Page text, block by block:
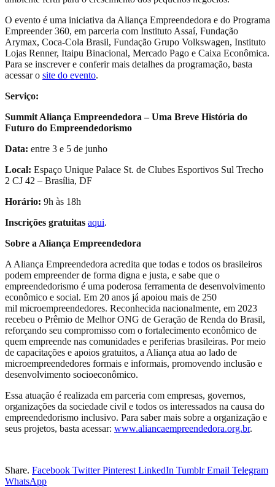
O evento é uma iniciativa da Aliança Empreendedora e do Programa
Empreender 360, em parceria com Instituto Assaí, Fundação
Arymax, Coca-Cola Brasil, Fundação Grupo Volkswagen, Instituto
Lojas Renner, Itaipu Binacional, Mercado Pago e Caixa Econômica.
Para se inscrever e conferir mais detalhes da programação, basta
acessar o site do evento.
Serviço:
Summit Aliança Empreendedora – Uma Breve História do
Futuro do Empreendedorismo
Data: entre 3 e 5 de junho
Local: Espaço Unique Palace St. de Clubes Esportivos Sul Trecho
2 CJ 42 – Brasília, DF
Horário: 9h às 18h
Inscrições gratuitas aqui.
Sobre a Aliança Empreendedora
A Aliança Empreendedora acredita que todas e todos os brasileiros
podem empreender de forma digna e justa, e sabe que o
empreendedorismo é uma poderosa ferramenta de desenvolvimento
econômico e social. Em 20 anos já apoiou mais de 250
mil microempreendedores. Reconhecida nacionalmente, em 2023
recebeu o Prêmio de Melhor ONG de Geração de Renda do Brasil,
reforçando seu compromisso com o fortalecimento econômico de
quem empreende nas comunidades e periferias brasileiras. Por meio
de capacitações e apoios gratuitos, a Aliança atua ao lado de
microempreendedores formais e informais, promovendo inclusão e
desenvolvimento socioeconômico.
Essa atuação é realizada em parceria com empresas, governos,
organizações da sociedade civil e todos os interessados na causa do
empreendedorismo inclusivo. Para saber mais sobre a organização e
seus projetos, basta acessar: www.aliancaempreendedora.org.br.
Share. Facebook Twitter Pinterest LinkedIn Tumblr Email Telegram
WhatsApp